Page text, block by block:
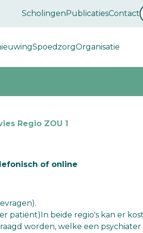
ScholingenPublicatiesContact
SpoedzorgOrganisatie
Regio ZOU 1
of online
patiënt)In beide regio's kan er
worden, welke een